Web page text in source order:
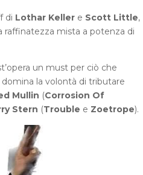
di Lothar Kellere Scott Little,
raffinatezza mista a potenza di
un must per ciò che
la volontà di tributare
Mullin (Corrosion Of
Stern (Trouble e Zoetrope).